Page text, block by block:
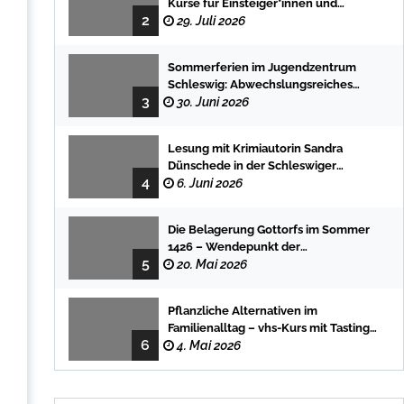
2
Kurse für Einsteiger*innen und
Fortgeschrittene
29. Juli 2026
3
Sommerferien im Jugendzentrum
Schleswig: Abwechslungsreiches
Programm für Kinder und Jugendliche
30. Juni 2026
4
Lesung mit Krimiautorin Sandra
Dünschede in der Schleswiger
Stadtbücherei
6. Juni 2026
5
Die Belagerung Gottorfs im Sommer
1426 – Wendepunkt der
Landesgeschichte
20. Mai 2026
6
Pflanzliche Alternativen im
Familienalltag – vhs-Kurs mit Tasting
und einfachen DIY-Rezepten
4. Mai 2026